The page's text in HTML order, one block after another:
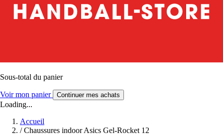
Sous-total du panier
Voir mon panier Continuer mes achats
Loading...
Accueil
/ Chaussures indoor Asics Gel-Rocket 12